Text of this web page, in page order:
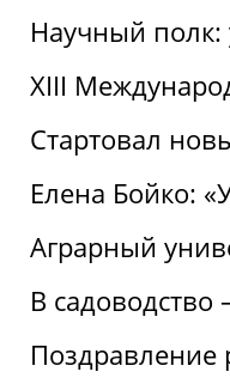
Научный
XIII
Стартовал
Елена Бойко:
Аграрный
В
Поздравление